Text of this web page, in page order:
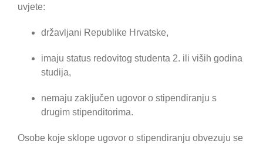
uvjete:
državljani Republike Hrvatske,
imaju status redovitog studenta 2. ili viših godina
studija,
nemaju zaključen ugovor o stipendiranju s
drugim stipenditorima.
Osobe koje sklope ugovor o stipendiranju obvezuju se